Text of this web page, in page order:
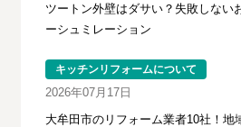
ツートン外壁はダサい？失敗しない
ーシュミレーション
キッチンリフォームについて
2026年07月17日
大牟田市のリフォーム業者10社！地